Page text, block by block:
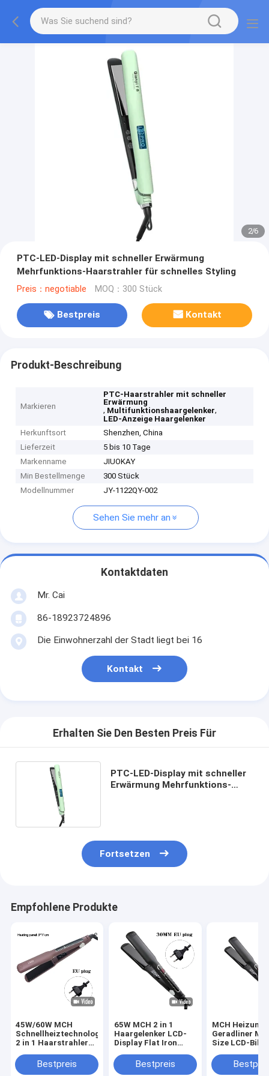
2/6
PTC-LED-Display mit schneller Erwärmung
Mehrfunktions-Haarstrahler für schnelles Styling
Preis：negotiable MOQ：300 Stück
Bestpreis Kontakt
Produkt-Beschreibung
Markieren
PTC-Haarstrahler mit schneller
Erwärmung
, Multifunktionshaargelenker,
LED-Anzeige Haargelenker
Herkunftsort
Shenzhen, China
Lieferzeit
5 bis 10 Tage
Markenname
JIUOKAY
Min Bestellmenge
300 Stück
Modellnummer
JY-1122QY-002
Sehen Sie mehr an
Kontaktdaten
Mr. Cai
86-18923724896
Die Einwohnerzahl der Stadt liegt bei 16
Kontakt
Erhalten Sie Den Besten Preis Für
PTC-LED-Display mit schneller
Erwärmung Mehrfunktions-
Fortsetzen
Empfohlene Produkte
45W/60W MCH
Schnellheiztechnologie
2 in 1 Haarstrahler
FlachstahlBestpreis
65W MCH 2 in 1
Haargelenker LCD-
Display Flat Iron
Haarkürzer mit 3
Größen-Panel
Bestpreis
MCH Heizung
Geradliner
Size LCD-
Professionelle
Werkzeuge